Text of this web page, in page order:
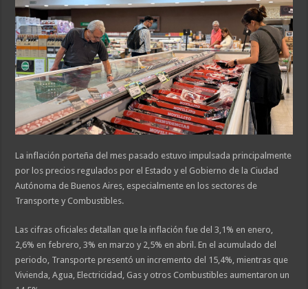
La inflación porteña del mes pasado estuvo impulsada principalmente
por los precios regulados por el Estado y el Gobierno de la Ciudad
Autónoma de Buenos Aires, especialmente en los sectores de
Transporte y Combustibles.
Las cifras oficiales detallan que la inflación fue del 3,1% en enero,
2,6% en febrero, 3% en marzo y 2,5% en abril. En el acumulado del
periodo, Transporte presentó un incremento del 15,4%, mientras que
Vivienda, Agua, Electricidad, Gas y otros Combustibles aumentaron un